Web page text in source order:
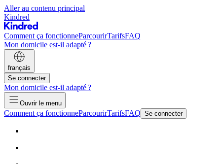
Aller au contenu principal
Kindred
Comment ça fonctionneParcourirTarifsFAQ
Mon domicile est-il adapté ?
français
Se connecter
Mon domicile est-il adapté ?
Ouvrir le menu
Comment ça fonctionneParcourirTarifsFAQ Se connecter